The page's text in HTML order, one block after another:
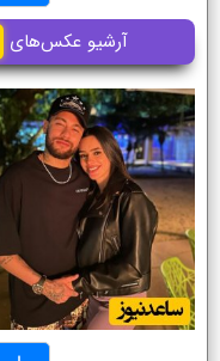
آرشیو عکس‌های